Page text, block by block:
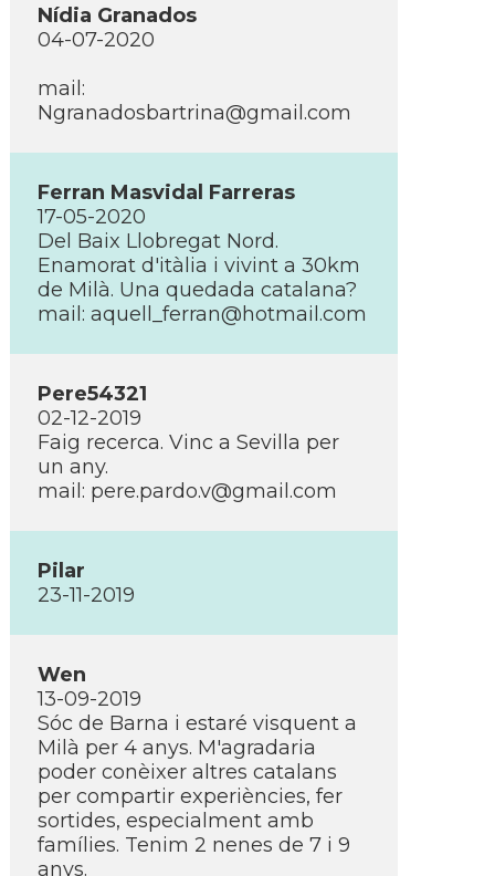
Nídia Granados
04-07-2020
mail:
Ngranadosbartrina@gmail.com
Ferran Masvidal Farreras
17-05-2020
Del Baix Llobregat Nord.
Enamorat d'itàlia i vivint a 30km
de Milà. Una quedada catalana?
mail: aquell_ferran@hotmail.com
Pere54321
02-12-2019
Faig recerca. Vinc a Sevilla per
un any.
mail: pere.pardo.v@gmail.com
Pilar
23-11-2019
Wen
13-09-2019
Sóc de Barna i estaré visquent a
Milà per 4 anys. M'agradaria
poder conèixer altres catalans
per compartir experiències, fer
sortides, especialment amb
famí­lies. Tenim 2 nenes de 7 i 9
anys.